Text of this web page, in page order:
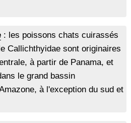
: les poissons chats cuirassés
Callichthyidae sont originaires
à partir de Panama, et
le grand bassin
à l'exception du sud et